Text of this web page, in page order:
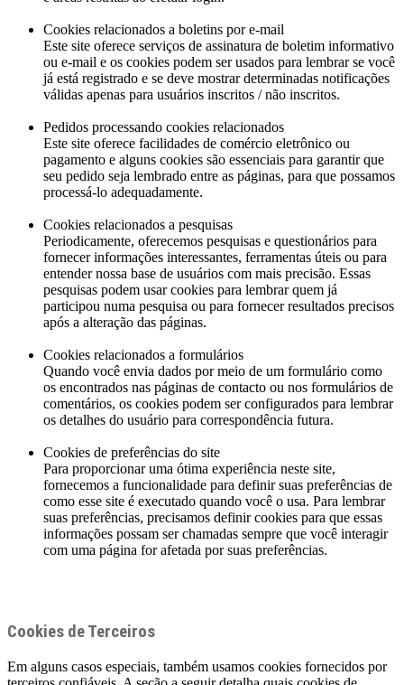
Cookies relacionados a boletins por e-mail
Este site oferece serviços de assinatura de boletim informativo
ou e-mail e os cookies podem ser usados ​​para lembrar se você
já está registrado e se deve mostrar determinadas notificações
válidas apenas para usuários inscritos / não inscritos.
Pedidos processando cookies relacionados
Este site oferece facilidades de comércio eletrônico ou
pagamento e alguns cookies são essenciais para garantir que
seu pedido seja lembrado entre as páginas, para que possamos
processá-lo adequadamente.
Cookies relacionados a pesquisas
Periodicamente, oferecemos pesquisas e questionários para
fornecer informações interessantes, ferramentas úteis ou para
entender nossa base de usuários com mais precisão. Essas
pesquisas podem usar cookies para lembrar quem já
participou numa pesquisa ou para fornecer resultados precisos
após a alteração das páginas.
Cookies relacionados a formulários
Quando você envia dados por meio de um formulário como
os encontrados nas páginas de contacto ou nos formulários de
comentários, os cookies podem ser configurados para lembrar
os detalhes do usuário para correspondência futura.
Cookies de preferências do site
Para proporcionar uma ótima experiência neste site,
fornecemos a funcionalidade para definir suas preferências de
como esse site é executado quando você o usa. Para lembrar
suas preferências, precisamos definir cookies para que essas
informações possam ser chamadas sempre que você interagir
com uma página for afetada por suas preferências.
Cookies de Terceiros
Em alguns casos especiais, também usamos cookies fornecidos por